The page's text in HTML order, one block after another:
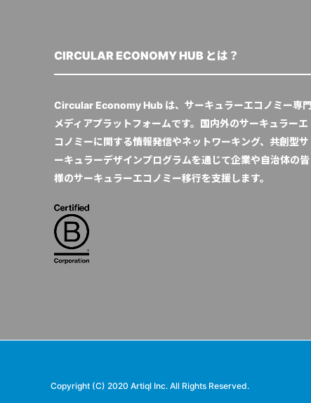
CIRCULAR ECONOMY HUB とは？
Circular Economy Hub は、サーキュラーエコノミー専門
メディアプラットフォームです。国内外のサーキュラーエ
コノミーに関する情報発信やネットワーキング、共創型サ
ーキュラーデザインプログラムを通じて企業や自治体の皆
様のサーキュラーエコノミー移行を支援します。
Copyright (C) 2020 Artiql Inc. All Rights Reserved.